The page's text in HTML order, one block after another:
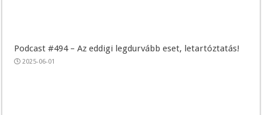
Podcast #494 – Az eddigi legdurvább eset, letartóztatás!
2025-06-01